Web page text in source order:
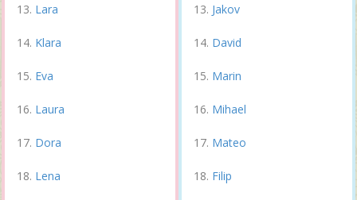
Lara
Klara
Eva
Laura
Dora
Lena
Jakov
David
Marin
Mihael
Mateo
Filip